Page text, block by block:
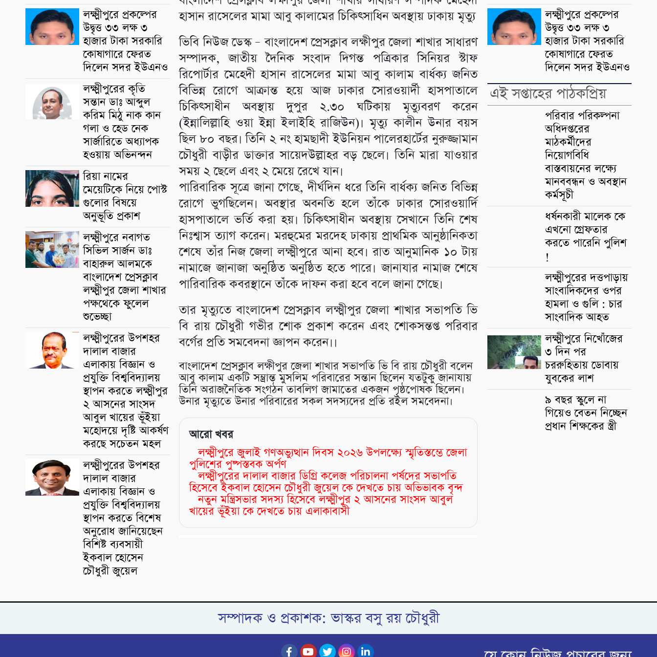
লক্ষ্মীপুরে প্রকল্পের
উদ্বৃত্ত ৩৩ লক্ষ ৩
হাজার টাকা সরকারি
কোষাগারে ফেরত
দিলেন সদর ইউএনও
লক্ষ্মীপুরের কৃতি
সন্তান ডাঃ আব্দুল
করিম মিঠু নাক কান
গলা ও হেড নেক
সার্জারিতে অধ্যাপক
হওয়ায় অভিনন্দন
রিয়া নামের
মেয়েটিকে নিয়ে পোস্ট
গুলোর বিষয়ে
অনুভূতি প্রকাশ
লক্ষ্মীপুরে নবাগত
সিভিল সার্জন ডাঃ
বাহারুল আলমকে
বাংলাদেশ প্রেসক্লাব
লক্ষ্মীপুর জেলা শাখার
পক্ষথেকে ফুলেল
শুভেচ্ছা
লক্ষ্মীপুরের উপশহর
দালাল বাজার
এলাকায় বিজ্ঞান ও
প্রযুক্তি বিশ্ববিদ্যালয়
স্থাপন করতে লক্ষ্মীপুর
২ আসনের সাংসদ
আবুল খায়ের ভূঁইয়া
মহোদয়ে দৃষ্টি আকর্ষণ
করছে সচেতন মহল
লক্ষ্মীপুরের উপশহর
দালাল বাজার
এলাকায় বিজ্ঞান ও
প্রযুক্তি বিশ্ববিদ্যালয়
স্থাপন করতে বিশেষ
অনুরোধ জানিয়েছেন
বিশিষ্ট ব্যবসায়ী
ইকবাল হোসেন
চৌধুরী জুয়েল
হাসান রাসেলের মামা আবু কালামের চিকিৎসাধিন অবস্থায় ঢাকায় মৃত্যু
ভিবি নিউজ ডেস্ক – বাংলাদেশ প্রেসক্লাব লক্ষীপুর জেলা শাখার সাধারণ
সম্পাদক, জাতীয় দৈনিক সংবাদ দিগন্ত পত্রিকার সিনিয়র স্টাফ
রিপোর্টার মেহেদী হাসান রাসেলের মামা আবু কালাম বার্ধক্য জনিত
বিভিন্ন রোগে আক্রান্ত হয়ে আজ ঢাকার সোরওয়ার্দী হাসপাতালে
চিকিৎসাধীন অবস্থায় দুপুর ২.৩০ ঘটিকায় মৃত্যুবরণ করেন
(ইন্নালিল্লাহি ওয়া ইন্না ইলাইহি রাজিউন)। মৃত্যু কালীন উনার বয়স
ছিল ৮০ বছর। তিনি ২ নং হামছাদী ইউনিয়ন পালেরহার্টের নুরুজ্জামান
চৌধুরী বাড়ীর ডাক্তার সায়েদউল্লাহর বড় ছেলে। তিনি মারা যাওয়ার
সময় ২ ছেলে এবং ২ মেয়ে রেখে যান।
পারিবারিক সূত্রে জানা গেছে, দীর্ঘদিন ধরে তিনি বার্ধক্য জনিত বিভিন্ন
রোগে ভুগছিলেন। অবস্থার অবনতি হলে তাঁকে ঢাকার সোরওয়ার্দি
হাসপাতালে ভর্তি করা হয়। চিকিৎসাধীন অবস্থায় সেখানে তিনি শেষ
নিঃশ্বাস ত্যাগ করেন। মরহুমের মরদেহ ঢাকায় প্রাথমিক আনুষ্ঠানিকতা
শেষে তাঁর নিজ জেলা লক্ষ্মীপুরে আনা হবে। রাত আনুমানিক ১০ টায়
নামাজে জানাজা অনুষ্ঠিত অনুষ্ঠিত হতে পারে। জানাযার নামাজ শেষে
পারিবারিক কবরস্থানে তাঁকে দাফন করা হবে বলে জানা গেছে।
তার মৃত্যুতে বাংলাদেশ প্রেসক্লাব লক্ষ্মীপুর জেলা শাখার সভাপতি ভি
বি রায় চৌধুরী গভীর শোক প্রকাশ করেন এবং শোকসন্তপ্ত পরিবার
বর্গের প্রতি সমবেদনা জ্ঞাপন করেন।।
বাংলাদেশ প্রেসক্লাব লক্ষীপুর জেলা শাখার সভাপতি ভি বি রায় চৌধুরী বলেন
আবু কালাম একটি সম্ভ্রান্ত মুসলিম পরিবারের সন্তান ছিলেন যতটুকু জানাযায়
তিনি অরাজনৈতিক সংগঠন তাবলিগ জামাতের একজন পৃষ্ঠপোষক ছিলেন।
উনার মৃত্যুতে উনার পরিবারের সকল সদস্যদের প্রতি রইল সমবেদনা।
আরো খবর
লক্ষ্মীপুরে জুলাই গণঅভ্যুত্থান দিবস ২০২৬ উপলক্ষ্যে স্মৃতিস্তম্ভে জেলা
পুলিশের পুষ্পস্তবক অর্পণ
লক্ষ্মীপুরের দালাল বাজার ডিগ্রি কলেজ পরিচালনা পর্ষদের সভাপতি
হিসেবে ইকবাল হোসেন চৌধুরী জুয়েল কে দেখতে চায় অভিভাবক বৃন্দ
নতুন মন্ত্রিসভার সদস্য হিসেবে লক্ষ্মীপুর ২ আসনের সাংসদ আবুল
খায়ের ভূঁইয়া কে দেখতে চায় এলাকাবাসী
লক্ষ্মীপুরে প্রকল্পের
উদ্বৃত্ত ৩৩ লক্ষ ৩
হাজার টাকা সরকারি
কোষাগারে ফেরত
দিলেন সদর ইউএনও
এই সপ্তাহের পাঠকপ্রিয়
পরিবার পরিকল্পনা
অধিদপ্তরের
মাঠকর্মীদের
নিয়োগবিধি
বাস্তবায়নের লক্ষ্যে
মানববন্ধন ও অবস্থান
কর্মসূচী
ধর্ষনকারী মালেক কে
এখনো গ্রেফতার
করতে পারেনি পুলিশ
!
লক্ষ্মীপুরের দত্তপাড়ায়
সাংবাদিকদের ওপর
হামলা ও গুলি : চার
সাংবাদিক আহত
লক্ষ্মীপুরে নিখোঁজের
৩ দিন পর
চররুহিতায় ডোবায়
যুবকের লাশ
৯ বছর স্কুলে না
গিয়েও বেতন নিচ্ছেন
প্রধান শিক্ষকের স্ত্রী
সম্পাদক ও প্রকাশক: ভাস্কর বসু রয় চৌধুরী